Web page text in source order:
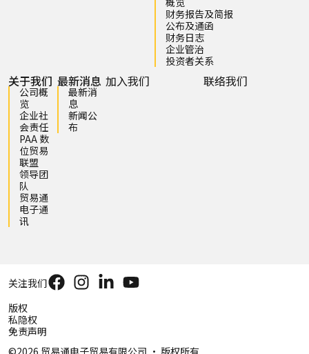
财务报告及简报
公布及通函
财务日志
企业管治
投资者关系
关于我们
公司概
览
企业社
会责任
PAA 数
位贸易
联盟
领导团
队
贸易通
电子通
讯
最新消息
最新消
息
新闻公
布
加入我们 联络我们
版权
私隐权
免责声明
关注我们